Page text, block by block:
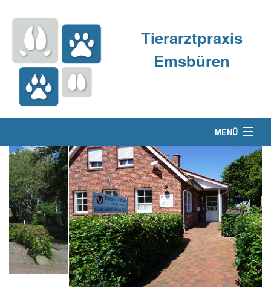
Tierarztpraxis
Emsbüren
MENÜ
Über uns
Kleintierpraxis
Großtierpraxis
Kontakt & Anfahrt